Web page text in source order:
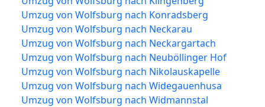
Umzug von Wolfsburg nach Konradsberg
Umzug von Wolfsburg nach Neckarau
Umzug von Wolfsburg nach Neckargartach
Umzug von Wolfsburg nach Neuböllinger Hof
Umzug von Wolfsburg nach Nikolauskapelle
Umzug von Wolfsburg nach Widegauenhusa
Umzug von Wolfsburg nach Widmannstal